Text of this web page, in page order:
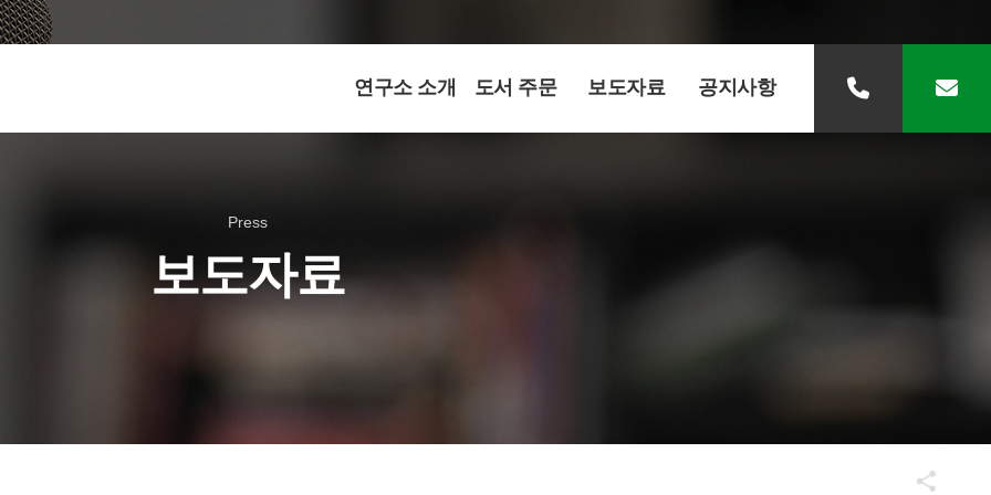
연구소 소개 도서 주문 보도자료 공지사항
Press
보도자료